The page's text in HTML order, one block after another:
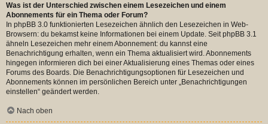
Was ist der Unterschied zwischen einem Lesezeichen und einem
Abonnements für ein Thema oder Forum?
In phpBB 3.0 funktionierten Lesezeichen ähnlich den Lesezeichen in Web-
Browsern: du bekamst keine Informationen bei einem Update. Seit phpBB 3.1
ähneln Lesezeichen mehr einem Abonnement: du kannst eine
Benachrichtigung erhalten, wenn ein Thema aktualisiert wird. Abonnements
hingegen informieren dich bei einer Aktualisierung eines Themas oder eines
Forums des Boards. Die Benachrichtigungsoptionen für Lesezeichen und
Abonnements können im persönlichen Bereich unter „Benachrichtigungen
einstellen“ geändert werden.
Nach oben